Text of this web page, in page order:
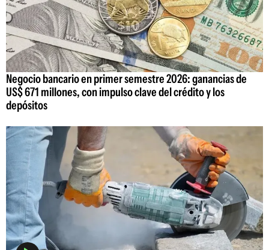
Negocio bancario en primer semestre 2026: ganancias de
US$ 671 millones, con impulso clave del crédito y los
depósitos